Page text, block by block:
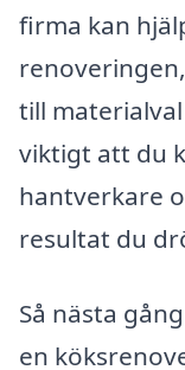
firma kan
till
viktigt att du
hantverkare
resultat du
Så nästa
en